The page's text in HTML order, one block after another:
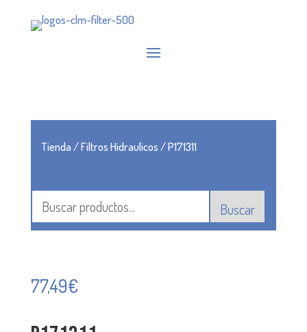
Tienda/Filtros Hidraulicos/ P171311
Buscar
77,49€